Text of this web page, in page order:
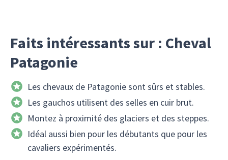
Faits intéressants sur : Cheval
Patagonie
Les chevaux de Patagonie sont sûrs et stables.
Les gauchos utilisent des selles en cuir brut.
Montez à proximité des glaciers et des steppes.
Idéal aussi bien pour les débutants que pour les
cavaliers expérimentés.